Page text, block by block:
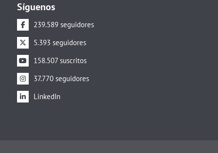
Síguenos
239.589 seguidores
5.393 seguidores
158.507 suscritos
37.770 seguidores
LinkedIn